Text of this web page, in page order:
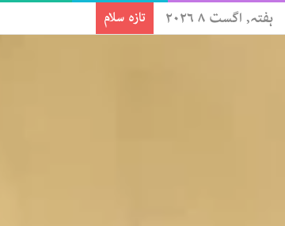
ہفتہ, اگست ۸ ۲۰۲۶ تازہ سلام